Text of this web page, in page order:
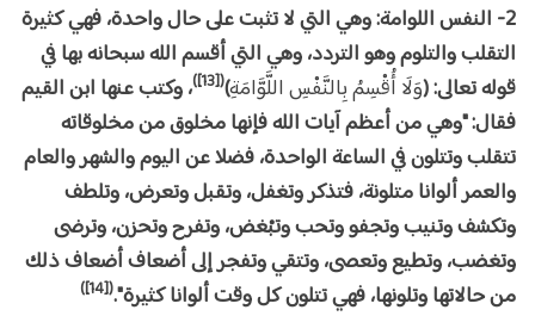
2- النفس اللوامة: وهي التي لا تثبت على حال واحدة، فهي كثيرة
التقلب والتلوم وهو التردد، وهي التي أقسم الله سبحانه بها في
قوله تعالى: (وَلَا أُقْسِمُ بِالنَّفْسِ اللَّوَّامَةِ)
([13])
، وكتب عنها ابن القيم
فقال: "وهي من أعظم آيات الله فإنها مخلوق من مخلوقاته
تتقلب وتتلون في الساعة الواحدة، فضلا عن اليوم والشهر والعام
والعمر ألوانا متلونة، فتذكر وتغفل، وتقبل وتعرض، وتلطف
وتكشف وتنيب وتجفو وتحب وتبْغض، وتفرح وتحزن، وترضى
وتغضب، وتطيع وتعصى، وتتقي وتفجر إلى أضعاف أضعاف ذلك
من حالاتها وتلونها، فهي تتلون كل وقت ألوانا كثيرة".([14])